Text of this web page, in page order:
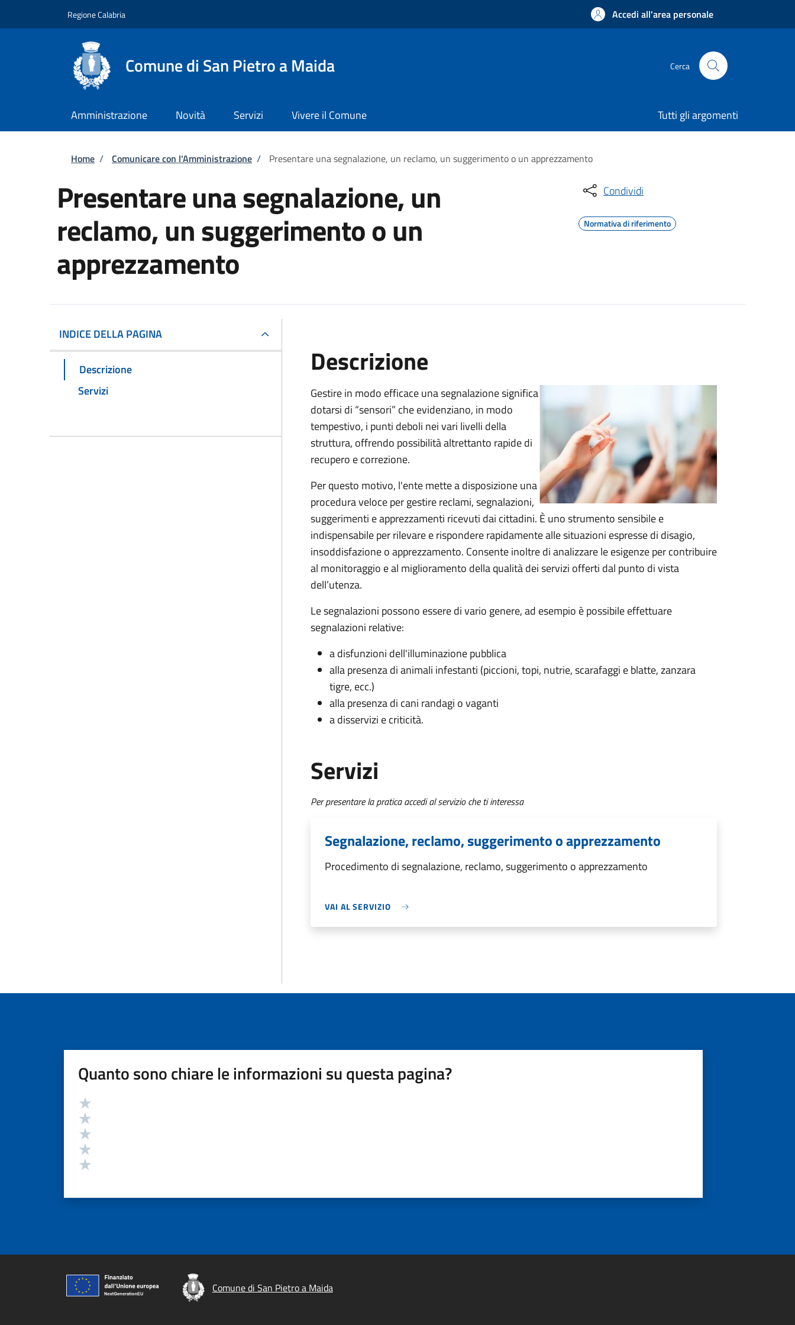
Regione Calabria Accedi all'area personale
Comune di San Pietro a Maida Cerca
Amministrazione Novità Servizi Vivere il Comune Tutti gli argomenti
Briciole di pane
Home / Comunicare con l'Amministrazione / Presentare una segnalazione, un reclamo, un suggerimento o un apprezzamento
Presentare una segnalazione, un
reclamo, un suggerimento o un
apprezzamento
Condividi
Normativa di riferimento
INDICE DELLA PAGINA
Descrizione
Servizi
Descrizione
Gestire in modo efficace una segnalazione significa
dotarsi di “sensori” che evidenziano, in modo
tempestivo, i punti deboli nei vari livelli della
struttura, offrendo possibilità altrettanto rapide di
recupero e correzione.
Per questo motivo, l'ente mette a disposizione una
procedura veloce per gestire reclami, segnalazioni,
suggerimenti e apprezzamenti ricevuti dai cittadini. È uno strumento sensibile e
indispensabile per rilevare e rispondere rapidamente alle situazioni espresse di disagio,
insoddisfazione o apprezzamento. Consente inoltre di analizzare le esigenze per contribuire
al monitoraggio e al miglioramento della qualità dei servizi offerti dal punto di vista
dell’utenza.
Le segnalazioni possono essere di vario genere, ad esempio è possibile effettuare
segnalazioni relative:
a disfunzioni dell'illuminazione pubblica
alla presenza di animali infestanti (piccioni, topi, nutrie, scarafaggi e blatte, zanzara
tigre, ecc.)
alla presenza di cani randagi o vaganti
a disservizi e criticità.
Servizi
Per presentare la pratica accedi al servizio che ti interessa
Segnalazione, reclamo, suggerimento o apprezzamento
Procedimento di segnalazione, reclamo, suggerimento o apprezzamento
VAI AL SERVIZIO
Quanto sono chiare le informazioni su questa pagina?
Valutazione
Comune di San Pietro a Maida